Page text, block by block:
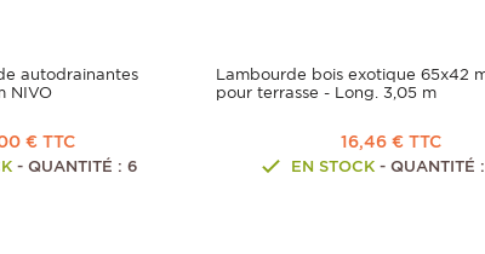
autodrainantes
NIVO
€ TTC
- QUANTITÉ : 6
Lambourde bois exotique 65x42
pour terrasse - Long. 3,05 m
16,46 € TTC
EN STOCK - QUANTITÉ :